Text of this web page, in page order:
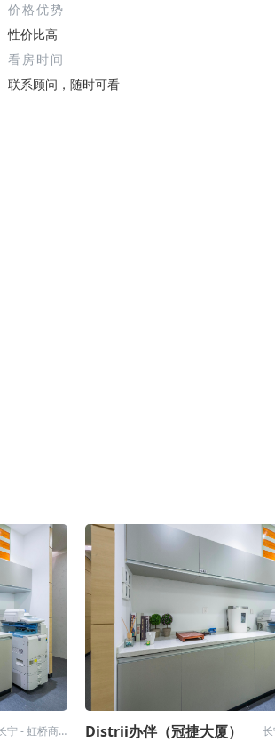
价格优势
性价比高
看房时间
联系顾问，随时可看
长宁 - 虹桥商务区 Distrii办伴（冠捷大厦）